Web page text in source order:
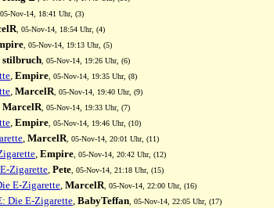
, 05-Nov-14, 18:41 Uhr, (3)
, 05-Nov-14, 18:54 Uhr, (4)
, 05-Nov-14, 19:13 Uhr, (5)
stilbruch , 05-Nov-14, 19:26 Uhr, (6)
, Empire , 05-Nov-14, 19:35 Uhr, (8)
, MarcelR , 05-Nov-14, 19:40 Uhr, (9)
MarcelR , 05-Nov-14, 19:33 Uhr, (7)
, Empire , 05-Nov-14, 19:46 Uhr, (10)
, MarcelR , 05-Nov-14, 20:01 Uhr, (11)
, Empire , 05-Nov-14, 20:42 Uhr, (12)
Zigarette, Pete , 05-Nov-14, 21:18 Uhr, (15)
E-Zigarette, MarcelR , 05-Nov-14, 22:00 Uhr, (16)
Die E-Zigarette, BabyTeffan , 05-Nov-14, 22:05 Uhr, (17)